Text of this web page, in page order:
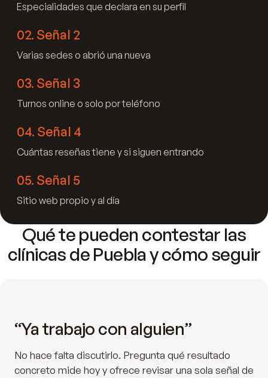
Especialidades que declara en su perfil
02. Señal 2
Varias sedes o abrió una nueva
03. Señal 3
Turnos online o solo por teléfono
04. Señal 4
Cuántas reseñas tiene y si siguen entrando
05. Señal 5
Sitio web propio y al día
Qué te pueden contestar las
clínicas de Puebla y cómo seguir
“Ya trabajo con alguien”
No hace falta discutirlo. Pregunta qué resultado
concreto mide hoy y ofrece revisar una sola señal de